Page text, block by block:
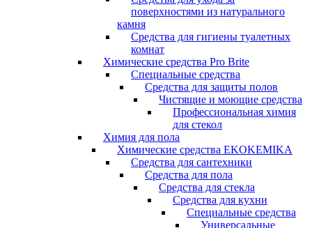
поверхностями из натурального
камня
Средства для гигиены туалетных
комнат
Химические средства Pro Brite
Специальные средства
Средства для защиты полов
Чистящие и моющие средства
Профессиональная химия
для стекол
Химия для пола
Химические средства EKOKEMIKA
Средства для сантехники
Средства для пола
Средства для стекла
Средства для кухни
Специальные средства
Универсальные